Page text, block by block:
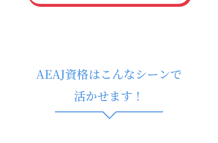
AEAJ資格はこんなシーンで
活かせます！